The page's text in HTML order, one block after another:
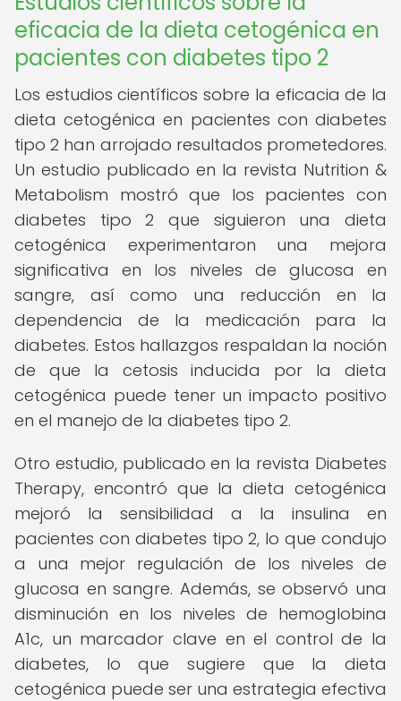
eficacia de la dieta cetogénica en
pacientes con diabetes tipo 2
Los estudios científicos sobre la eficacia de la
dieta cetogénica en pacientes con diabetes
tipo 2 han arrojado resultados prometedores.
Un estudio publicado en la revista Nutrition &
Metabolism mostró que los pacientes con
diabetes tipo 2 que siguieron una dieta
cetogénica experimentaron una mejora
significativa en los niveles de glucosa en
sangre, así como una reducción en la
dependencia de la medicación para la
diabetes. Estos hallazgos respaldan la noción
de que la cetosis inducida por la dieta
cetogénica puede tener un impacto positivo
en el manejo de la diabetes tipo 2.
Otro estudio, publicado en la revista Diabetes
Therapy, encontró que la dieta cetogénica
mejoró la sensibilidad a la insulina en
pacientes con diabetes tipo 2, lo que condujo
a una mejor regulación de los niveles de
glucosa en sangre. Además, se observó una
disminución en los niveles de hemoglobina
A1c, un marcador clave en el control de la
diabetes, lo que sugiere que la dieta
cetogénica puede ser una estrategia efectiva